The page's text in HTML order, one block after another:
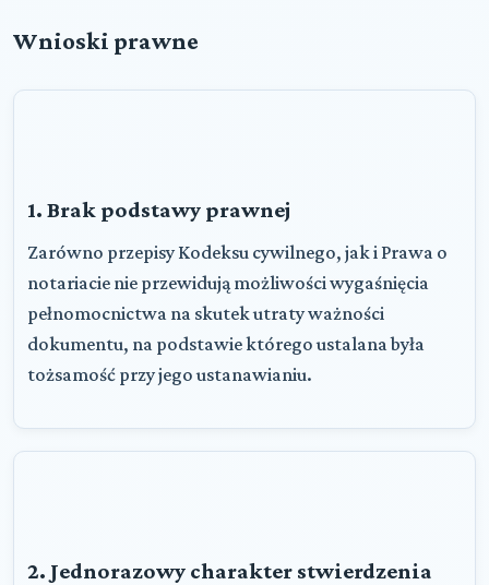
Wnioski prawne
1. Brak podstawy prawnej
Zarówno przepisy Kodeksu cywilnego, jak i Prawa o
notariacie nie przewidują możliwości wygaśnięcia
pełnomocnictwa na skutek utraty ważności
dokumentu, na podstawie którego ustalana była
tożsamość przy jego ustanawianiu.
2. Jednorazowy charakter stwierdzenia